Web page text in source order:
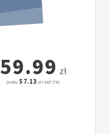
59.99 zł
(netto:57.13 zł + VAT: 5%)